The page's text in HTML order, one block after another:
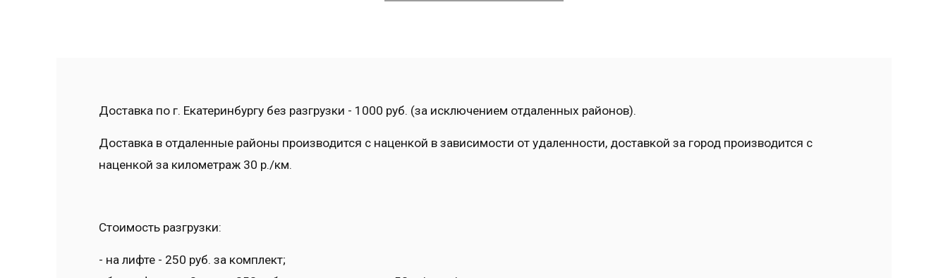
Доставка по г. Екатеринбургу без разгрузки - 1000 руб. (за исключением отдаленных районов).
Доставка в отдаленные районы производится с наценкой в зависимости от удаленности, доставкой за город производится с
наценкой за километраж 30 р./км.
Стоимость разгрузки:
- на лифте - 250 руб. за комплект;